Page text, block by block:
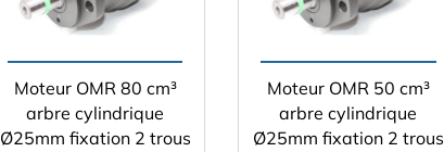
Moteur OMR 80 cm³
arbre cylindrique
Ø25mm fixation 2 trous
Moteur OMR 50 cm³
arbre cylindrique
Ø25mm fixation 2 trous